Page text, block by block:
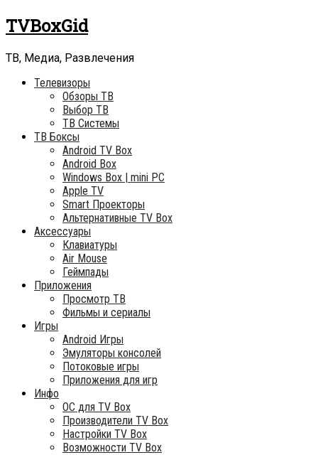
Skip
to
TVBoxGid
ТВ, Медиа, Развлечения
Телевизоры
Обзоры ТВ
Выбор ТВ
ТВ Системы
ТВ Боксы
Android TV Box
Android Box
Windows Box | mini PC
Apple TV
Smart Проекторы
Альтернативные TV Box
Аксессуары
Клавиатуры
Air Mouse
Геймпады
Приложения
Просмотр ТВ
Фильмы и сериалы
Игры
Android Игры
Эмуляторы консолей
Потоковые игры
Приложения для игр
Инфо
ОC для TV Box
Производители TV Box
Настройки TV Box
Возможности TV Box